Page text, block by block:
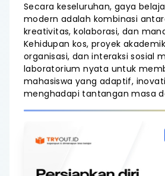
Secara keseluruhan, gaya
modern adalah kombinasi
kreativitas, kolaborasi, dan
Kehidupan kos, proyek
organisasi, dan interaksi sosial
laboratorium nyata untuk
mahasiswa yang adaptif,
menghadapi tantangan masa